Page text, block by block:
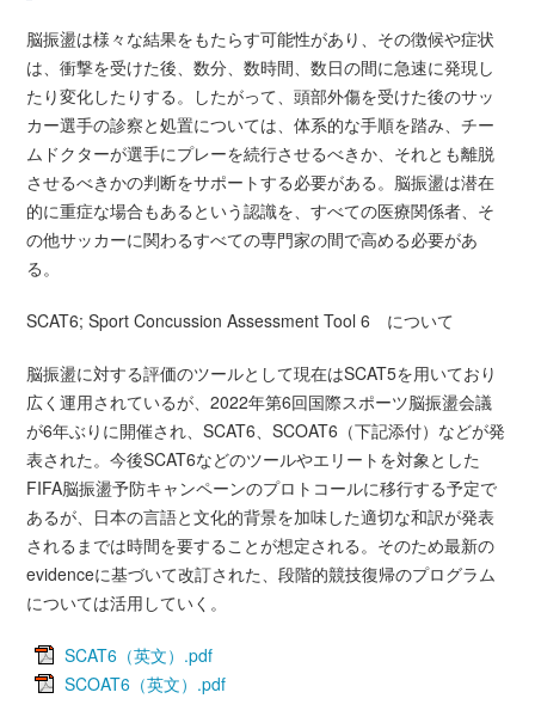
脳振盪は様々な結果をもたらす可能性があり、その徴候や症状
は、衝撃を受けた後、数分、数時間、数日の間に急速に発現し
たり変化したりする。したがって、頭部外傷を受けた後のサッ
カー選手の診察と処置については、体系的な手順を踏み、チー
ムドクターが選手にプレーを続行させるべきか、それとも離脱
させるべきかの判断をサポートする必要がある。脳振盪は潜在
的に重症な場合もあるという認識を、すべての医療関係者、そ
の他サッカーに関わるすべての専門家の間で高める必要があ
る。
SCAT6; Sport Concussion Assessment Tool 6 について
脳振盪に対する評価のツールとして現在はSCAT5を用いており
広く運用されているが、2022年第6回国際スポーツ脳振盪会議
が6年ぶりに開催され、SCAT6、SCOAT6（下記添付）などが発
表された。今後SCAT6などのツールやエリートを対象とした
FIFA脳振盪予防キャンペーンのプロトコールに移行する予定で
あるが、日本の言語と文化的背景を加味した適切な和訳が発表
されるまでは時間を要することが想定される。そのため最新の
evidenceに基づいて改訂された、段階的競技復帰のプログラム
については活用していく。
SCAT6（英文）.pdf
SCOAT6（英文）.pdf